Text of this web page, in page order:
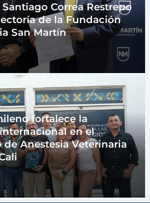
Correa Restrepo
de la Fundación
San Martín
fortalece la
en el
Anestesia Veterinaria